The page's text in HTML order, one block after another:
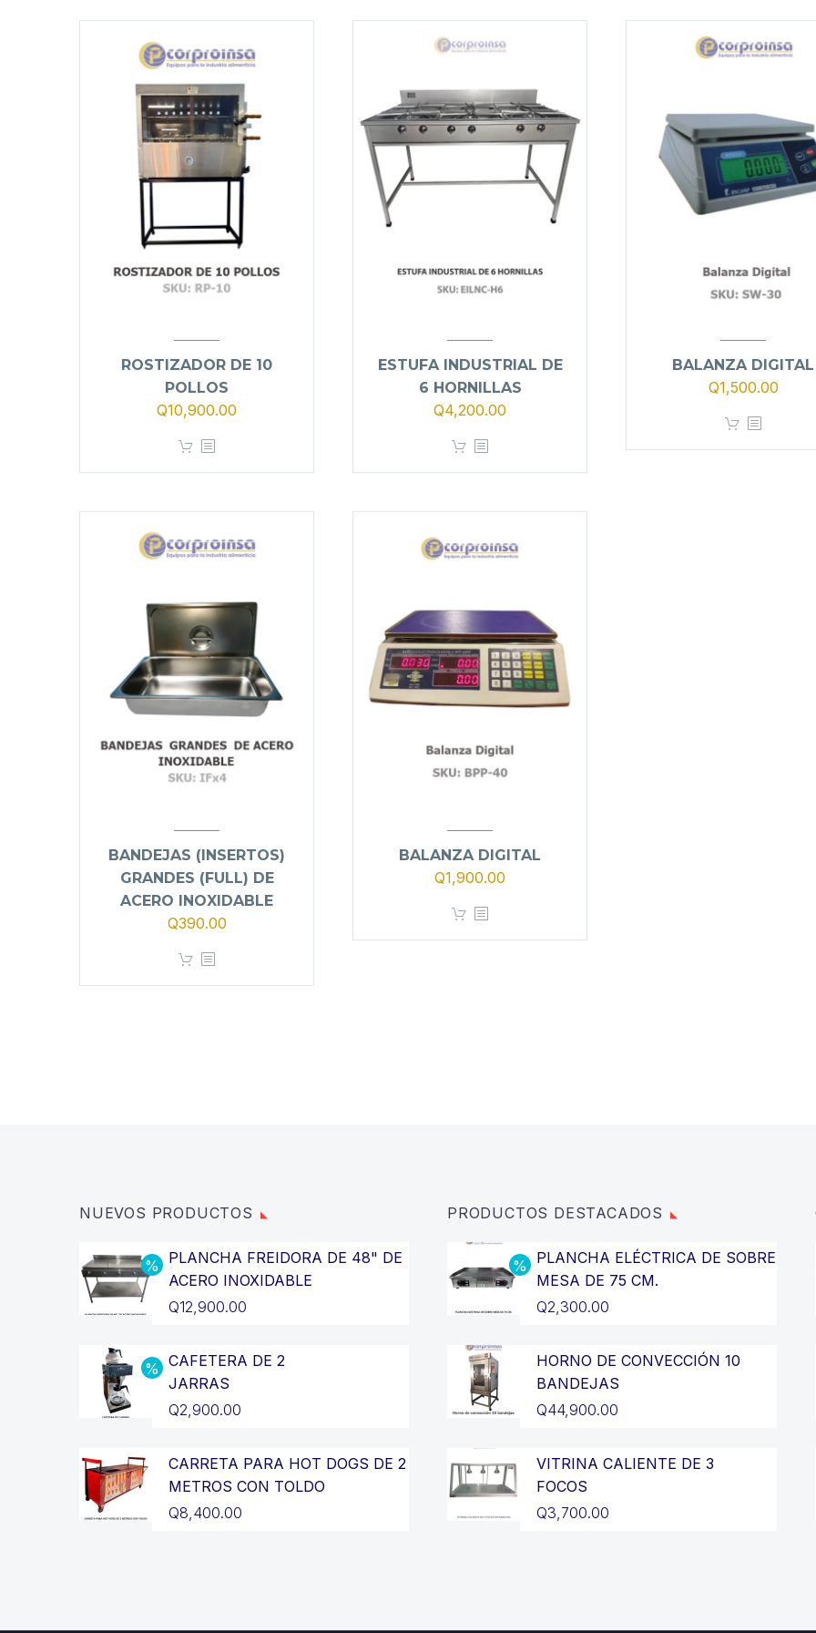
ROSTIZADOR DE 10
POLLOS
Q10,900.00
ESTUFA INDUSTRIAL DE
6 HORNILLAS
Q4,200.00
BALANZA DIGITAL
Q1,500.00
BANDEJAS (INSERTOS)
GRANDES (FULL) DE
ACERO INOXIDABLE
Q390.00
BALANZA DIGITAL
Q1,900.00
NUEVOS PRODUCTOS
PLANCHA FREIDORA DE 48" DE
ACERO INOXIDABLE
El
original
era:
Q14,400.00.
Q12,900.00
precio
actual
es:
CAFETERA DE 2
JARRAS
El
original
era:
Q3,200.00.
Q2,900.00
precio
actual
es:
CARRETA PARA HOT DOGS DE 2
METROS CON TOLDO
Q8,400.00
PRODUCTOS DESTACADOS
PLANCHA ELÉCTRICA DE SOBRE
MESA DE 75 CM.
El
original
era:
Q2,700.00.
Q2,300.00
precio
actual
es:
HORNO DE CONVECCIÓN 10
BANDEJAS
Q44,900.00
VITRINA CALIENTE DE 3
FOCOS
Q3,700.00